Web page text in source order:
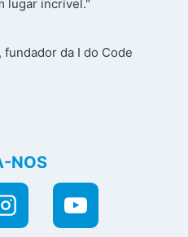
lugar incrível."
da I do Code
NOS